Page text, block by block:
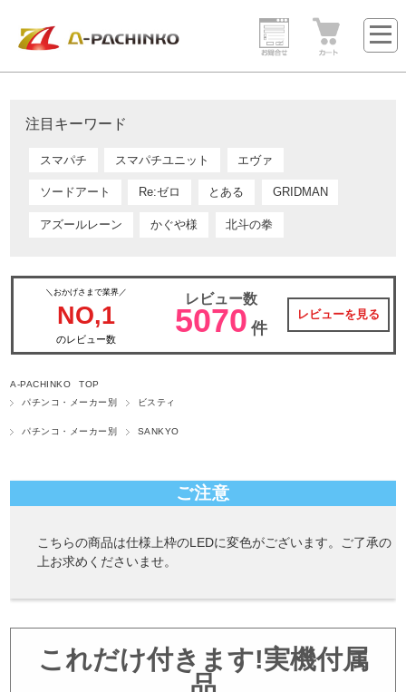
注目キーワード
スマパチ スマパチユニット エヴァ
ソードアート Re:ゼロ とある GRIDMAN
アズールレーン かぐや様 北斗の拳
＼おかげさまで業界／
NO,1
のレビュー数
レビュー数
5070 件
レビューを見る
A-PACHINKO TOP
パチンコ・メーカー別
ビスティ
パチンコ・メーカー別 SANKYO
ご注意
こちらの商品は仕様上枠のLEDに変色がございます。ご了承の
上お求めくださいませ。
これだけ付きます!実機付属
品